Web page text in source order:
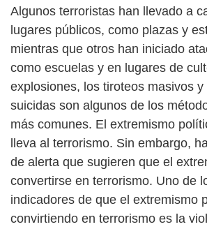
Algunos terroristas han llevado a
lugares públicos, como plazas y
mientras que otros han iniciado
como escuelas y en lugares de
explosiones, los tiroteos masivos
suicidas son algunos de los
más comunes. El extremismo
lleva al terrorismo. Sin embargo,
de alerta que sugieren que el
convertirse en terrorismo. Uno de
indicadores de que el extremismo
convirtiendo en terrorismo es la